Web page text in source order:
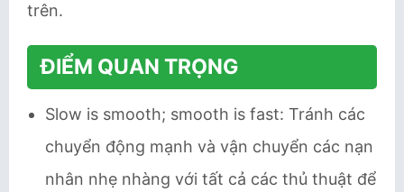
trên.
ĐIỂM QUAN TRỌNG
Slow is smooth; smooth is fast: Tránh các
chuyển động mạnh và vận chuyển các nạn
nhân nhẹ nhàng với tất cả các thủ thuật để